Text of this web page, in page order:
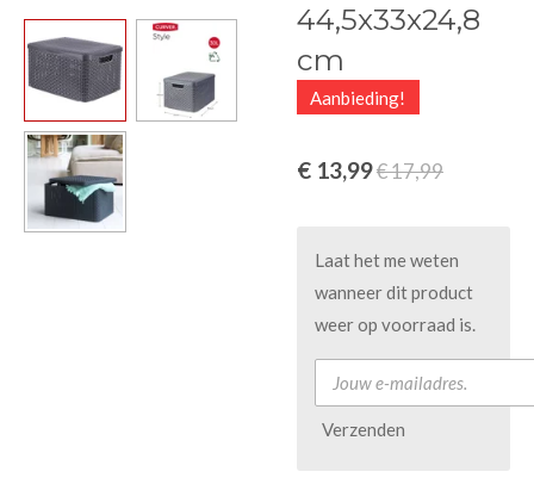
44,5x33x24,8
cm
Aanbieding!
€ 13,99€ 17,99
Laat het me weten
wanneer dit product
weer op voorraad is.
Verzenden